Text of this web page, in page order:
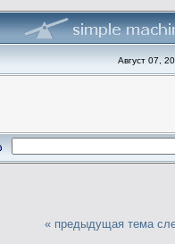
Август 07,
« предыдущая тема